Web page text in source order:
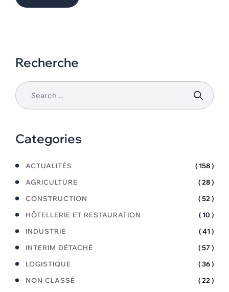
Recherche
Categories
ACTUALITÉS
( 158 )
AGRICULTURE
( 28 )
CONSTRUCTION
( 52 )
HÔTELLERIE ET RESTAURATION
( 10 )
INDUSTRIE
( 41 )
INTERIM DÉTACHÉ
( 57 )
LOGISTIQUE
( 36 )
NON CLASSÉ
( 22 )